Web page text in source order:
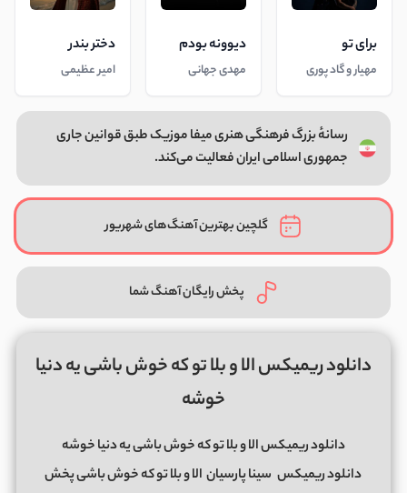
برای تو
مهیار و گاد پوری
دیوونه بودم
مهدی جهانی
دختر بندر
امیر عظیمی
رسانهٔ بزرگ فرهنگی هنری میفا موزیک طبق قوانین جاری
جمهوری اسلامی ایران فعالیت می‌کند.
گلچین بهترین آهنگ‌های شهریور
پخش رایگان آهنگ شما
دانلود ریمیکس الا و بلا تو که خوش باشی یه دنیا
خوشه
دانلود ریمیکس الا و بلا تو که خوش باشی یه دنیا خوشه
دانلود ریمیکس سینا پارسیان الا و بلا تو که خوش باشی پخش